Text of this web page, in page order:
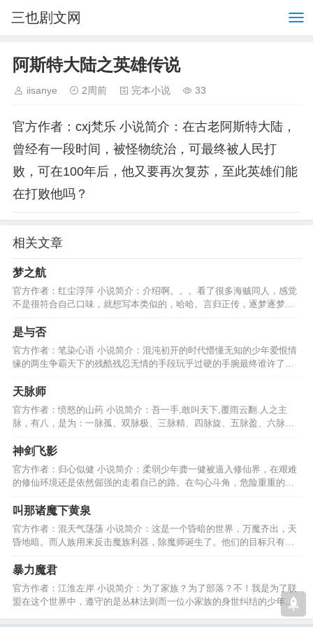
三也剧文网
阿斯特大陆之英雄传说
iisanye 2周前 完本小说 33
官方作者：cxj梵乐 小说简介：在古老阿斯特大陆，
曾经有一段时间，被怪物统治，可最终被人民打
败，可在100年后，他又要再次复苏，至此英雄们能
在打败他吗？
相关文章
梦之航
官方作者：红尘浮萍 小说简介：介绍啊。。。看了很多海贼同人，感觉
不是很符合自己口味，就想写本类似的，哈哈。言归正传，逐梦逐梦，
梦之旅途，你还远吗？…
是与否
官方作者：笔染心语 小说简介：混沌初开的时代懵懂无知的少年爱恨情
缘的两生争霸天下的残酷残忍无情的手段玩乎过硬的手腕最终谁许了谁
的天下谁安了谁的家。…
天脉师
官方作者：愤怒的山药 小说简介：吾一手,敢叫天下,覆雨云翻.人之主
脉，有八，是为：一脉孤、双脉极、三脉精、四脉旋、五脉盈、六脉
通、七脉生死、八脉轮回。…
神剑飞影
官方作者：归心似健 小说简介：柔弱少年龚一健被逼入修仙界，在艰难
的修仙环境还是依然倔强的走着自己的路。在勾心斗角，危险重重的世
界如何保持善良的心？…
叫那诸魔下黄泉
官方作者：混天气荡荡 小说简介：这是一个昏暗的世界，万魔齐出，天
昏地暗。而人族用来反击魔族利器，除魔师诞生了。他们的目标只有一
个，叫那诸魔下黄泉！…
暴力魔君
官方作者：江淮左岸 小说简介：为了家族？为了部落？不！我是为了联
盟在这个世界中，遵守的是丛林法则而一位小家族的身世纠结的少年终